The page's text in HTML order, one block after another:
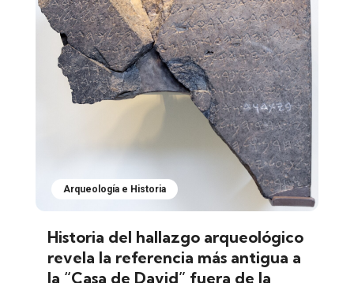
Arqueología e Historia
Historia del hallazgo arqueológico
revela la referencia más antigua a
la “Casa de David” fuera de la